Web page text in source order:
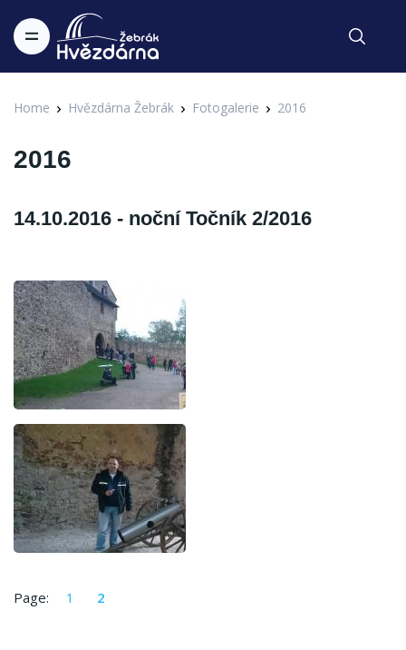
Home Hvězdárna Žebrák Fotogalerie 2016
2016
14.10.2016 - noční Točník 2/2016
Page: 1 2